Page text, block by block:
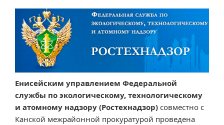
Енисейским управлением Федеральной
службы по экологическому, технологическому
и атомному надзору (Ростехнадзор) совместно с
Канской межрайонной прокуратурой проведена